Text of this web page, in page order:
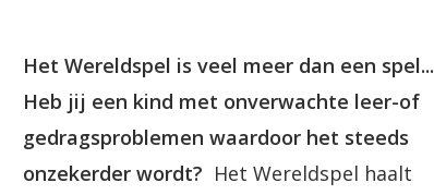
Het Wereldspel is veel meer dan een spel...
Heb jij een kind met onverwachte leer-of
gedragsproblemen waardoor het steeds
onzekerder wordt? Het Wereldspel haalt